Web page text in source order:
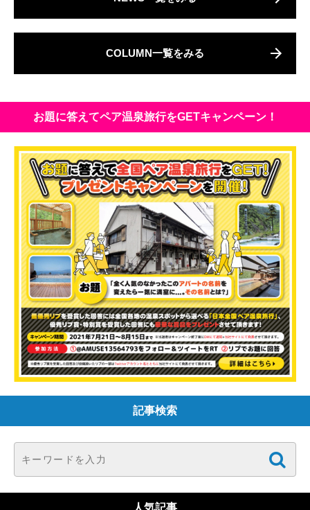
COLUMN一覧をみる
お題に答えてペア温泉旅行をGETキャンペーン！
記事検索